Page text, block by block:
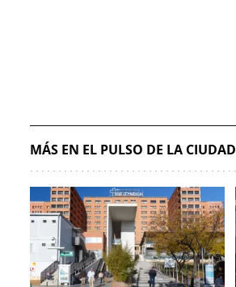
MÁS EN EL PULSO DE LA CIUDAD